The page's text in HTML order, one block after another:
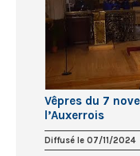
Vêpres du 7
l’Auxerrois
Diffusé le 07/11/2024